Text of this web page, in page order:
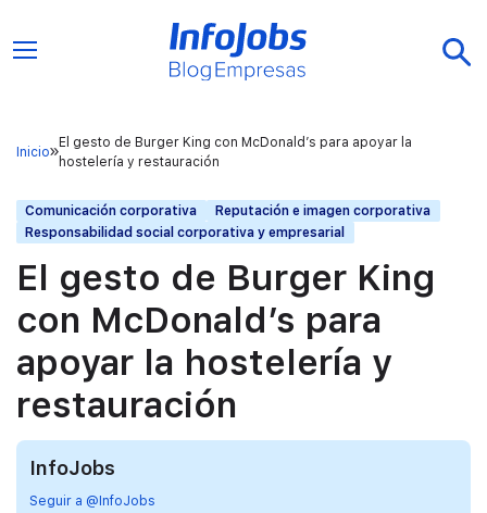
Inicio
El gesto de Burger King con McDonald’s para apoyar la
hostelería y restauración
Comunicación corporativa
Reputación e imagen corporativa
Responsabilidad social corporativa y empresarial
El gesto de Burger King
con McDonald’s para
apoyar la hostelería y
restauración
InfoJobs
Seguir a @InfoJobs